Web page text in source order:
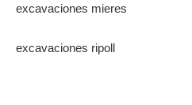
excavaciones mieres
excavaciones ripoll